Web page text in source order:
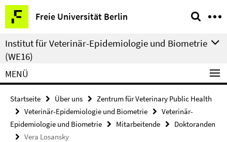
Springe
direkt
zu
Inhalt
Freie Universität Berlin
Service-
Navigation
Institut für Veterinär-Epidemiologie und Biometrie
(WE16)
MENÜ
Startseite Über uns
Zentrum für Veterinary Public Health
Veterinär-Epidemiologie und Biometrie
Veterinär-
Epidemiologie und Biometrie
Mitarbeitende
Doktoranden
Vera Losansky